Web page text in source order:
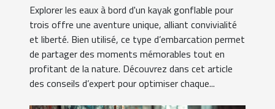
Explorer les eaux à bord d'un kayak gonflable pour
trois offre une aventure unique, alliant convivialité
et liberté. Bien utilisé, ce type d’embarcation permet
de partager des moments mémorables tout en
profitant de la nature. Découvrez dans cet article
des conseils d’expert pour optimiser chaque...